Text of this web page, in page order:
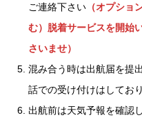
ご連絡下さい （オプショ
む）脱着サービスを開始
さいませ）
混み合う時は出航届を提
話での受け付けはしてお
出航前は天気予報を確認